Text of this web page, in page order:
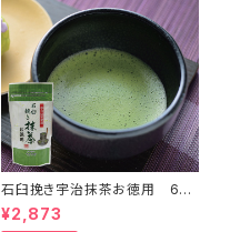
石臼挽き宇治抹茶お徳用 60
ｇ＜在庫一掃セール！＞
¥2,873